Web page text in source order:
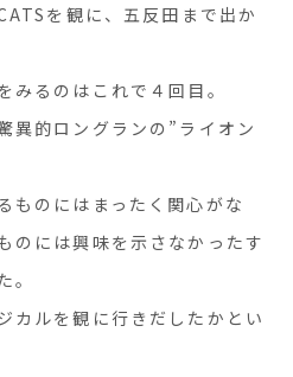
を観に、五反田まで出か
みるのはこれで４回目。
異的ロングランの”ライオン
ものにはまったく関心がな
のには興味を示さなかったす
。
カルを観に行きだしたかとい